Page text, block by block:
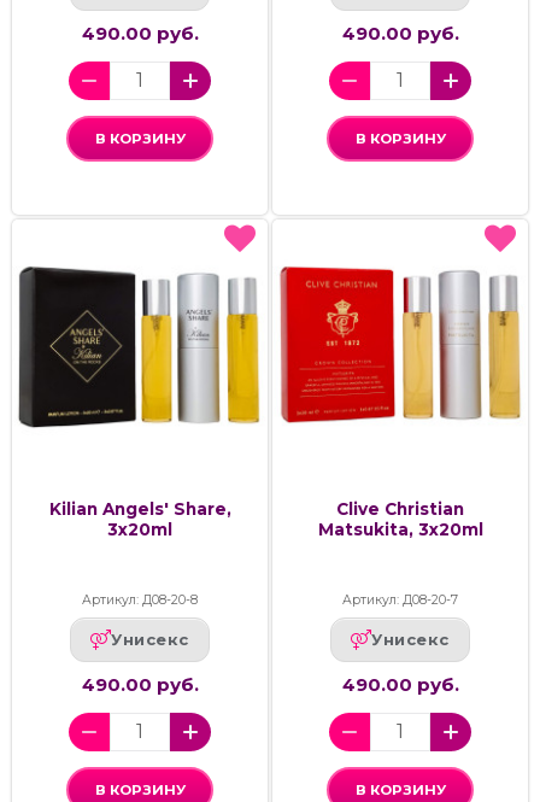
490.00 руб.
В КОРЗИНУ
490.00 руб.
В КОРЗИНУ
Kilian Angels' Share,
3х20ml
Артикул: Д08-20-8
Унисекс
490.00 руб.
В КОРЗИНУ
Clive Christian
Matsukita, 3х20ml
Артикул: Д08-20-7
Унисекс
490.00 руб.
В КОРЗИНУ